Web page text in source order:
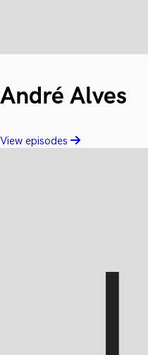
André Alves
View episodes